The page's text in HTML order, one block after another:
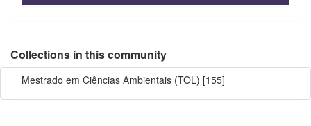
Collections in this community
Mestrado em Ciências Ambientais (TOL) [155]